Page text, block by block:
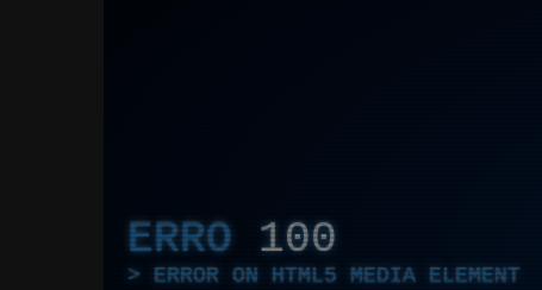
ERRO 100
ERROR ON HTML5 MEDIA ELEMENT